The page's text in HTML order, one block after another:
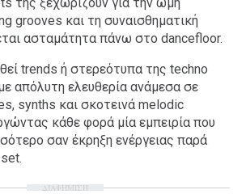
grooves και τη συναισθηματική
ασταμάτητα πάνω στο dancefloor.
trends ή στερεότυπα της techno
απόλυτη ελευθερία ανάμεσα σε
synths και σκοτεινά melodic
κάθε φορά μία εμπειρία που
σαν έκρηξη ενέργειας παρά
ΔΙΑΦΗΜΙΣΗ